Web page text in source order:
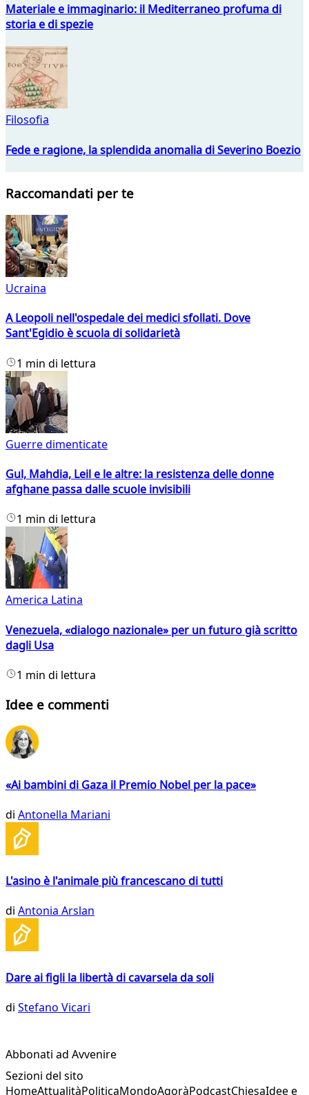
Materiale e immaginario: il Mediterraneo profuma di
storia e di spezie
Filosofia
Fede e ragione, la splendida anomalia di Severino Boezio
Raccomandati per te
Ucraina
A Leopoli nell'ospedale dei medici sfollati. Dove
Sant'Egidio è scuola di solidarietà
1 min di lettura
Guerre dimenticate
Gul, Mahdia, Leil e le altre: la resistenza delle donne
afghane passa dalle scuole invisibili
1 min di lettura
America Latina
Venezuela, «dialogo nazionale» per un futuro già scritto
dagli Usa
1 min di lettura
Idee e commenti
«Ai bambini di Gaza il Premio Nobel per la pace»
di Antonella Mariani
L'asino è l'animale più francescano di tutti
di Antonia Arslan
Dare ai figli la libertà di cavarsela da soli
di Stefano Vicari
Abbonati ad Avvenire
Sezioni del sito
HomeAttualitàPoliticaMondoAgoràPodcastChiesaIdee e